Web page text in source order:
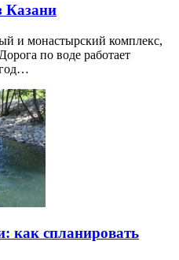
Казани
и монастырский комплекс,
по воде работает
как спланировать